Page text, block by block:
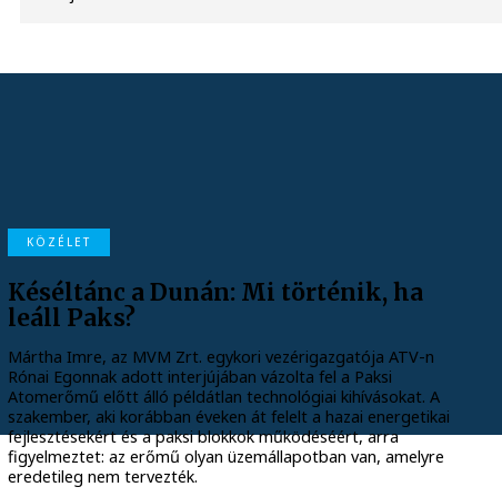
KÖZÉLET
Késéltánc a Dunán: Mi történik, ha
leáll Paks?
Mártha Imre, az MVM Zrt. egykori vezérigazgatója ATV-n
Rónai Egonnak adott interjújában vázolta fel a Paksi
Atomerőmű előtt álló példátlan technológiai kihívásokat. A
szakember, aki korábban éveken át felelt a hazai energetikai
fejlesztésekért és a paksi blokkok működéséért, arra
figyelmeztet: az erőmű olyan üzemállapotban van, amelyre
eredetileg nem tervezték.